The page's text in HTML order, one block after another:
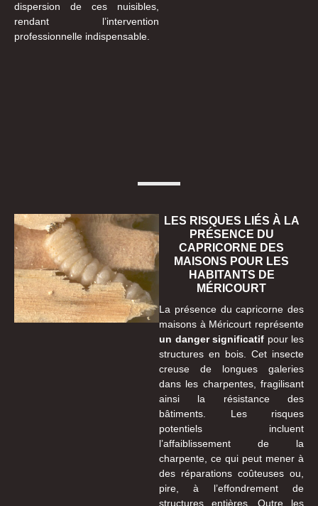
dispersion de ces nuisibles,
rendant l’intervention
professionnelle indispensable.
LES RISQUES LIÉS À LA
PRÉSENCE DU
CAPRICORNE DES
MAISONS POUR LES
HABITANTS DE
MÉRICOURT
La présence du capricorne des
maisons à Méricourt représente
un danger significatif pour les
structures en bois. Cet insecte
creuse de longues galeries
dans les charpentes, fragilisant
ainsi la résistance des
bâtiments. Les risques
potentiels incluent
l’affaiblissement de la
charpente, ce qui peut mener à
des réparations coûteuses ou,
pire, à l’effondrement de
structures entières. Outre les